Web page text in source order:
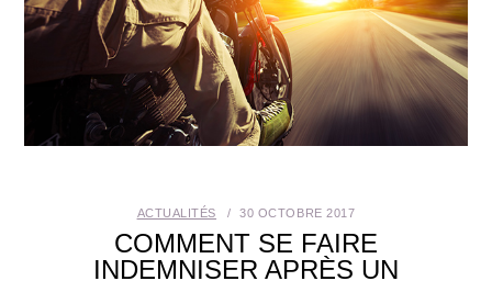
BIEN-ÊTRE
SANTÉ BUCCO-DENTAIRE
SEXUALITÉ
ACTUALITÉS 30 OCTOBRE 2017
COMMENT SE FAIRE
INDEMNISER APRÈS UN